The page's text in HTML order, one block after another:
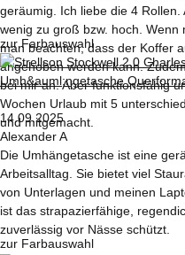
geräumig. Ich liebe die 4
wenig zu groß bzw. hoch.
man beachten, dass der Koffer
angehoben werden kann.
bei mir an. Aber funktionsfähig
Wochen Urlaub mit 5
und mitgemacht.
zur Farbauswahl
14.09.2025
Alexander A
Die Umhängetasche ist eine
Arbeitsalltag. Sie bietet viel
von Unterlagen und meinen
ist das strapazierfähige,
zuverlässig vor Nässe schützt.
zur Farbauswahl